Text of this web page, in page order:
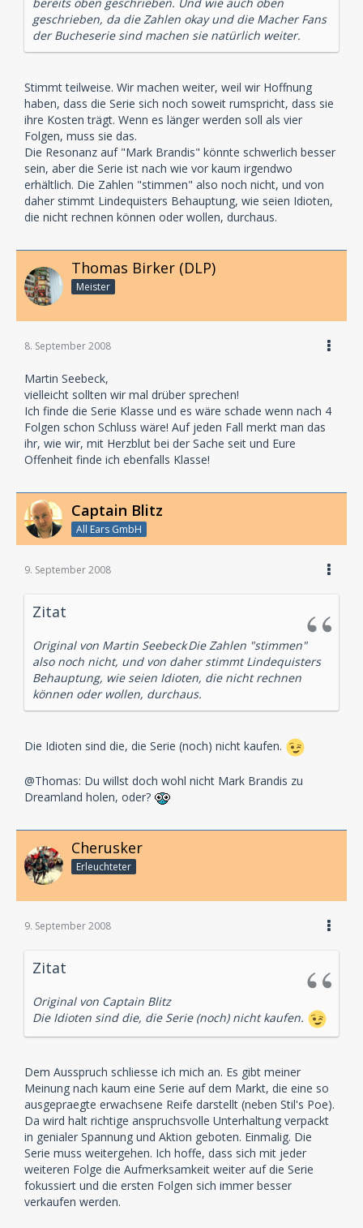
geschrieben, da die Zahlen okay und die Macher Fans
der Bucheserie sind machen sie natürlich weiter.
Stimmt teilweise. Wir machen weiter, weil wir Hoffnung
haben, dass die Serie sich noch soweit rumspricht, dass sie
ihre Kosten trägt. Wenn es länger werden soll als vier
Folgen, muss sie das.
Die Resonanz auf "Mark Brandis" könnte schwerlich besser
sein, aber die Serie ist nach wie vor kaum irgendwo
erhältlich. Die Zahlen "stimmen" also noch nicht, und von
daher stimmt Lindequisters Behauptung, wie seien Idioten,
die nicht rechnen können oder wollen, durchaus.
Thomas Birker (DLP)
Meister
8. September 2008
Martin Seebeck,
vielleicht sollten wir mal drüber sprechen!
Ich finde die Serie Klasse und es wäre schade wenn nach 4
Folgen schon Schluss wäre! Auf jeden Fall merkt man das
ihr, wie wir, mit Herzblut bei der Sache seit und Eure
Offenheit finde ich ebenfalls Klasse!
Captain Blitz
All Ears GmbH
9. September 2008
Zitat
Original von Martin SeebeckDie Zahlen "stimmen"
also noch nicht, und von daher stimmt Lindequisters
Behauptung, wie seien Idioten, die nicht rechnen
können oder wollen, durchaus.
Die Idioten sind die, die Serie (noch) nicht kaufen.
@Thomas: Du willst doch wohl nicht Mark Brandis zu
Dreamland holen, oder?
Cherusker
Erleuchteter
9. September 2008
Zitat
Original von Captain Blitz
Die Idioten sind die, die Serie (noch) nicht kaufen.
Dem Ausspruch schliesse ich mich an. Es gibt meiner
Meinung nach kaum eine Serie auf dem Markt, die eine so
ausgepraegte erwachsene Reife darstellt (neben Stil's Poe).
Da wird halt richtige anspruchsvolle Unterhaltung verpackt
in genialer Spannung und Aktion geboten. Einmalig. Die
Serie muss weitergehen. Ich hoffe, dass sich mit jeder
weiteren Folge die Aufmerksamkeit weiter auf die Serie
fokussiert und die ersten Folgen sich immer besser
verkaufen werden.